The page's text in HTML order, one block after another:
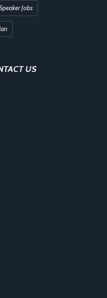
Jobs
US